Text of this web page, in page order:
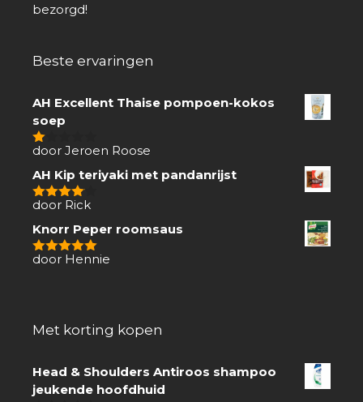
bezorgd!
Beste ervaringen
AH Excellent Thaise pompoen-kokos
soep
1
5
door Jeroen Roose
AH Kip teriyaki met pandanrijst
4van 5
door Rick
Knorr Peper roomsaus
5van 5
door Hennie
Met korting kopen
Head & Shoulders Antiroos shampoo
jeukende hoofdhuid